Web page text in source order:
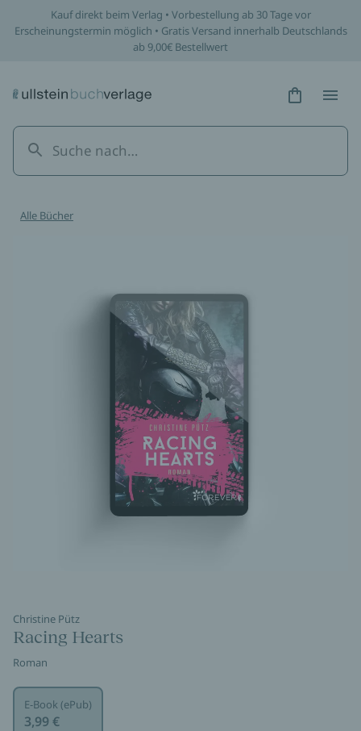
Kauf direkt beim Verlag • Vorbestellung ab 30 Tage vor
Erscheinungstermin möglich • Gratis Versand innerhalb Deutschlands
ab 9,00€ Bestellwert
Hidden
Alle Bücher
Christine Pütz
Racing Hearts
Roman
E-Book (ePub)
3,99 €